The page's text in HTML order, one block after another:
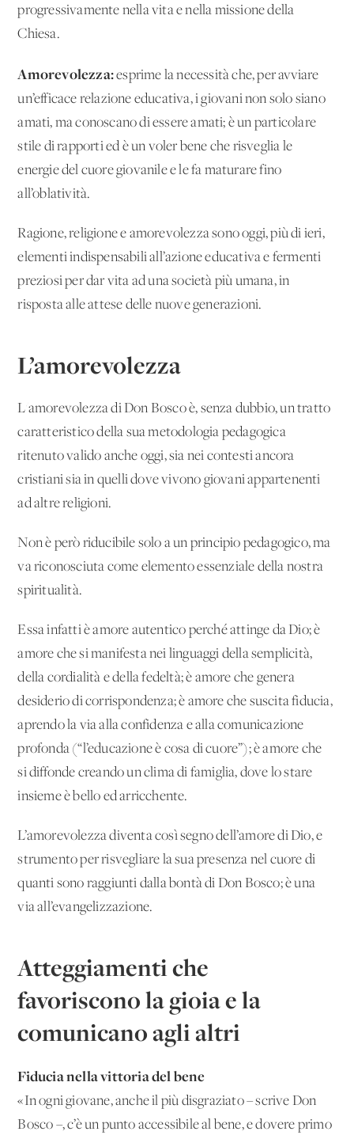
progressivamente nella vita e nella missione della
Chiesa.
Amorevolezza:esprime la necessità che, per avviare
un’efficace relazione educativa, i giovani non solo siano
amati, ma conoscano di essere amati; è un particolare
stile di rapporti ed è un voler bene che risveglia le
energie del cuore giovanile e le fa maturare fino
all’oblatività.
Ragione, religione e amorevolezza sono oggi, più di ieri,
elementi indispensabili all’azione educativa e fermenti
preziosi per dar vita ad una società più umana, in
risposta alle attese delle nuove generazioni.
L’amorevolezza
L'amorevolezza di Don Bosco è, senza dubbio, un tratto
caratteristico della sua metodologia pedagogica
ritenuto valido anche oggi, sia nei contesti ancora
cristiani sia in quelli dove vivono giovani appartenenti
ad altre religioni.
Non è però riducibile solo a un principio pedagogico, ma
va riconosciuta come elemento essenziale della nostra
spiritualità.
Essa infatti è amore autentico perché attinge da Dio; è
amore che si manifesta nei linguaggi della semplicità,
della cordialità e della fedeltà; è amore che genera
desiderio di corrispondenza; è amore che suscita fiducia,
aprendo la via alla confidenza e alla comunicazione
profonda (“l’educazione è cosa di cuore”); è amore che
si diffonde creando un clima di famiglia, dove lo stare
insieme è bello ed arricchente.
L’amorevolezza diventa così segno dell’amore di Dio, e
strumento per risvegliare la sua presenza nel cuore di
quanti sono raggiunti dalla bontà di Don Bosco; è una
via all’evangelizzazione.
Atteggiamenti che
favoriscono la gioia e la
comunicano agli altri
Fiducia nella vittoria del bene
«In ogni giovane, anche il più disgraziato – scrive Don
Bosco –, c’è un punto accessibile al bene, e dovere primo